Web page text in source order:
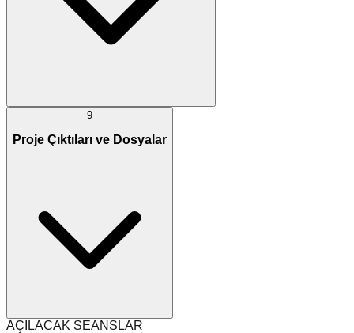
9
Proje Çıktıları ve Dosyalar
AÇILACAK SEANSLAR